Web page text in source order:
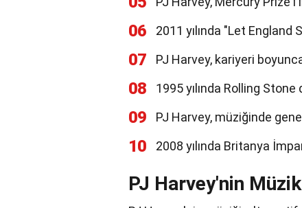
06 2011 yılında "Let England
07 PJ Harvey, kariyeri
08 1995 yılında Rolling Stone
09 PJ Harvey, müziğinde
10 2008 yılında Britanya
PJ Harvey'nin Müzik